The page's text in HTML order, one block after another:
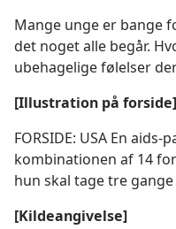
Mange unge er bange
det noget alle begår.
ubehagelige følelser
[Illustration på forside]
FORSIDE: USA En
kombinationen af 14
hun skal tage tre
[Kildeangivelse]